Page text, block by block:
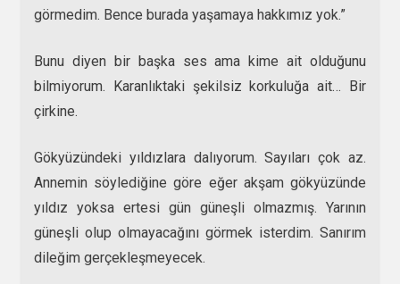
görmedim. Bence burada yaşamaya hakkımız yok.”
Bunu diyen bir başka ses ama kime ait olduğunu
bilmiyorum. Karanlıktaki şekilsiz korkuluğa ait… Bir
çirkine.
Gökyüzündeki yıldızlara dalıyorum. Sayıları çok az.
Annemin söylediğine göre eğer akşam gökyüzünde
yıldız yoksa ertesi gün güneşli olmazmış. Yarının
güneşli olup olmayacağını görmek isterdim. Sanırım
dileğim gerçekleşmeyecek.